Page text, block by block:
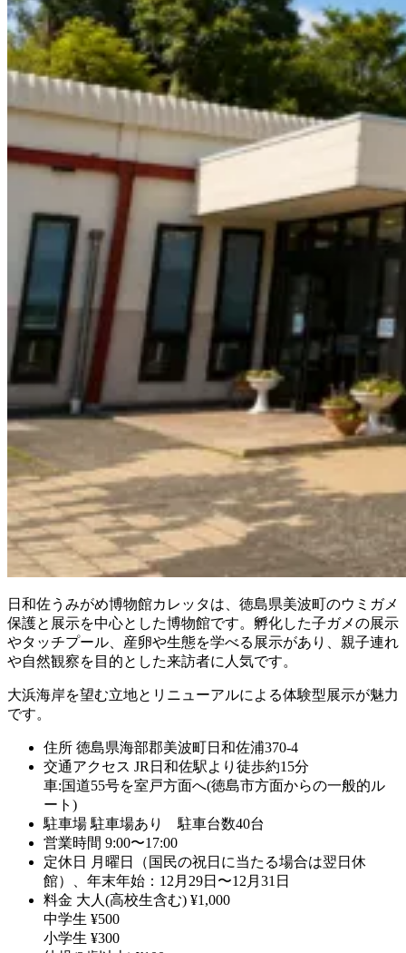
日和佐うみがめ博物館カレッタは、徳島県美波町のウミガメ
保護と展示を中心とした博物館です。孵化した子ガメの展示
やタッチプール、産卵や生態を学べる展示があり、親子連れ
や自然観察を目的とした来訪者に人気です。
大浜海岸を望む立地とリニューアルによる体験型展示が魅力
です。
住所 徳島県海部郡美波町日和佐浦370-4
交通アクセス JR日和佐駅より徒歩約15分
車:国道55号を室戸方面へ(徳島市方面からの一般的ル
ート)
駐車場 駐車場あり 駐車台数40台
営業時間 9:00〜17:00
定休日
月曜日（国民の祝日に当たる場合は翌日休
館）、年末年始：12月29日〜12月31日
料金 大人(高校生含む) ¥1,000
中学生 ¥500
小学生 ¥300